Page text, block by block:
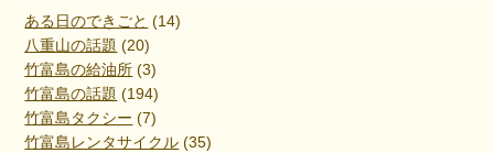
ある日のできごと (14)
八重山の話題 (20)
竹富島の給油所 (3)
竹富島の話題 (194)
竹富島タクシー (7)
竹富島レンタサイクル (35)